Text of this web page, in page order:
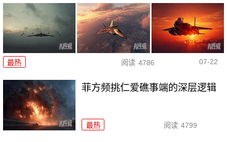
最热 阅读 4786 07-22
菲方频挑仁爱礁事端的深层逻辑
最热 阅读 4799